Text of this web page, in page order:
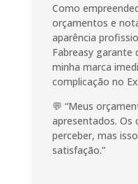
Como
orçamentos e
aparência
Fabreasy garante
minha marca
complicação no
💬 “Meus
apresentados. Os
perceber, mas
satisfação.”